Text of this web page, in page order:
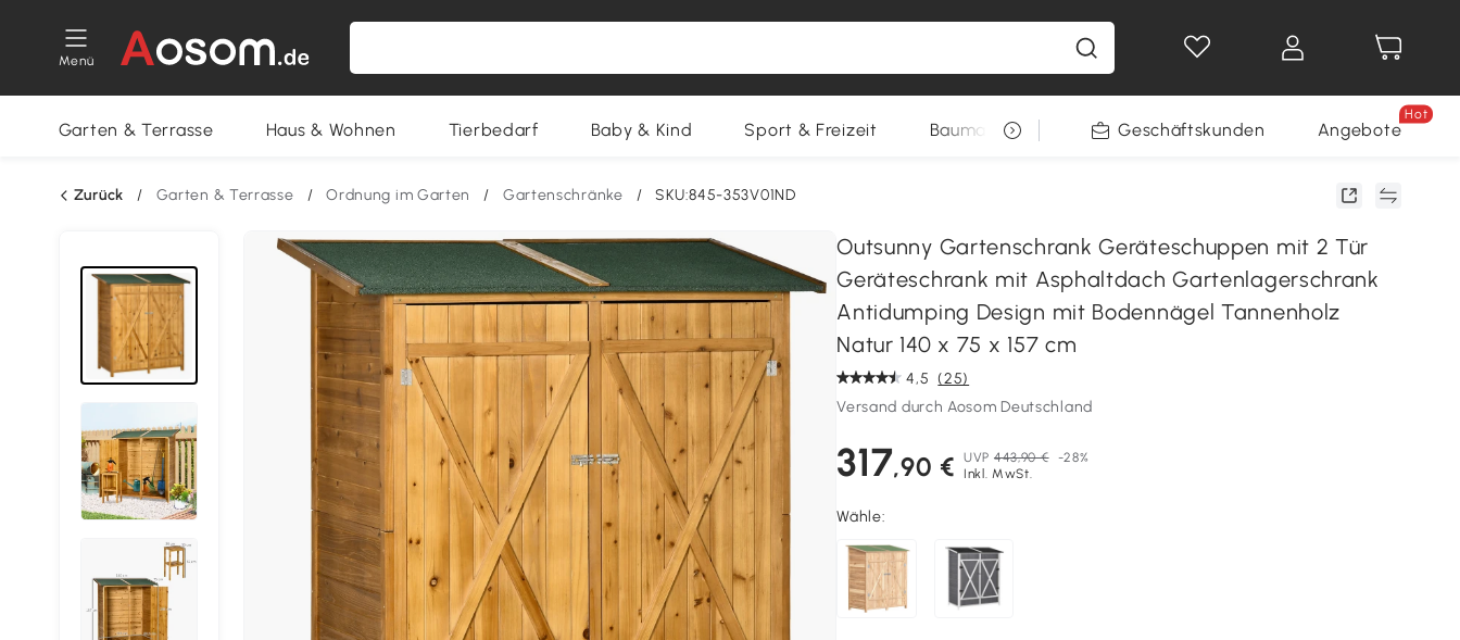
Menü
Gewinnspiele
Garten & Terrasse Haus & Wohnen Tierbedarf Baby & Kind Sport & Freizeit Baumarkt RestpostenGeschäftskunden Angebote
Hot
Zurück / Garten & Terrasse / Ordnung im Garten / Gartenschränke / SKU:845-353V01ND
Outsunny Gartenschrank Geräteschuppen mit 2 Tür
Geräteschrank mit Asphaltdach Gartenlagerschrank
Antidumping Design mit Bodennägel Tannenholz
Natur 140 x 75 x 157 cm
4,5 (25)
Versand durch Aosom Deutschland
317,90 € UVP 443,90 €
-28%
Inkl. MwSt.
Wähle: